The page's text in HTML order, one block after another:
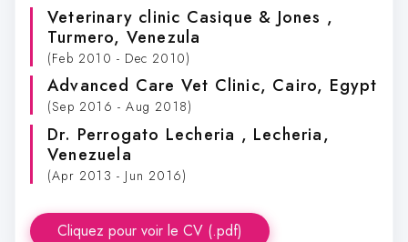
Veterinary clinic Casique & Jones ,
Turmero, Venezula
(Feb 2010 - Dec 2010)
Advanced Care Vet Clinic, Cairo, Egypt
(Sep 2016 - Aug 2018)
Dr. Perrogato Lecheria , Lecheria,
Venezuela
(Apr 2013 - Jun 2016)
Cliquez pour voir le CV (.pdf)